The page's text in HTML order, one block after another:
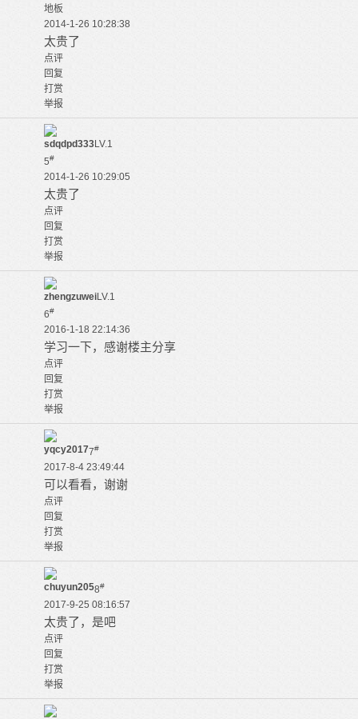
地板
2014-1-26 10:28:38
太贵了
点评
回复
打赏
举报
sdqdpd333LV.1
5#
2014-1-26 10:29:05
太贵了
点评
回复
打赏
举报
zhengzuweiLV.1
6#
2016-1-18 22:14:36
学习一下，感谢楼主分享
点评
回复
打赏
举报
yqcy20177#
2017-8-4 23:49:44
可以看看，谢谢
点评
回复
打赏
举报
chuyun2058#
2017-9-25 08:16:57
太贵了，是吧
点评
回复
打赏
举报